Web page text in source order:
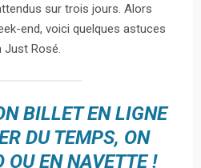
sur trois jours. Alors
end, voici quelques astuces
Just Rosé.
BILLET EN LIGNE
DU TEMPS, ON
OU EN NAVETTE !